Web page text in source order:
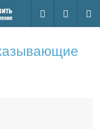
Поиск
Вход на